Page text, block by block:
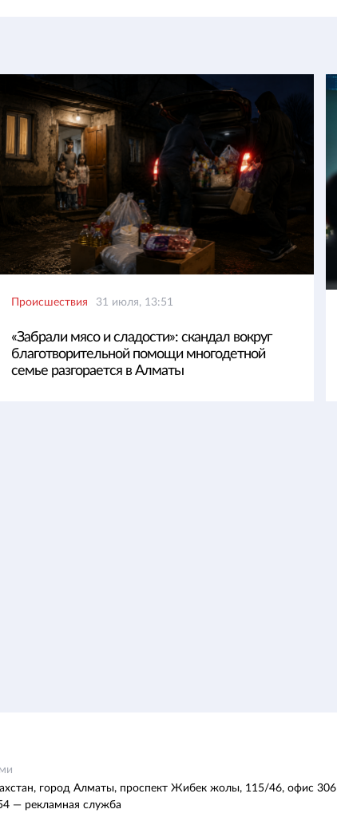
Происшествия 31 июля, 13:51
«Забрали мясо и сладости»: скандал вокруг
благотворительной помощи многодетной
семье разгорается в Алматы
город Алматы, проспект Жибек жолы, 115/46, офис 306
— рекламная служба